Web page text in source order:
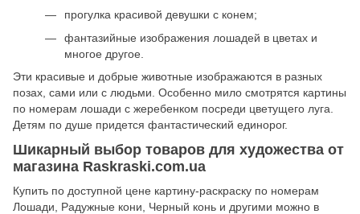
прогулка красивой девушки с конем;
фантазийные изображения лошадей в цветах и
многое другое.
Эти красивые и добрые животные изображаются в разных
позах, сами или с людьми. Особенно мило смотрятся картины
по номерам лошади с жеребенком посреди цветущего луга.
Детям по душе придется фантастический единорог.
Шикарный выбор товаров для художества от
магазина Raskraski.com.ua
Купить по доступной цене картину-раскраску по номерам
Лошади, Радужные кони, Черный конь и другими можно в